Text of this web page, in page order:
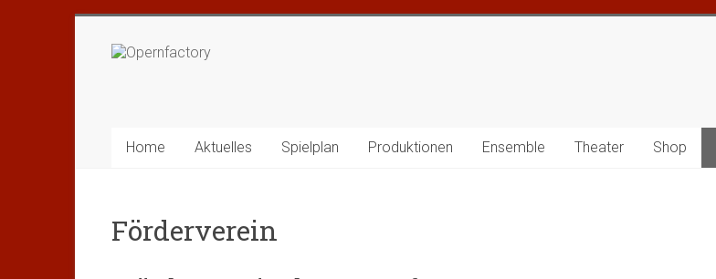
Home Aktuelles Spielplan Produktionen Ensemble Theater Shop
Förderverein